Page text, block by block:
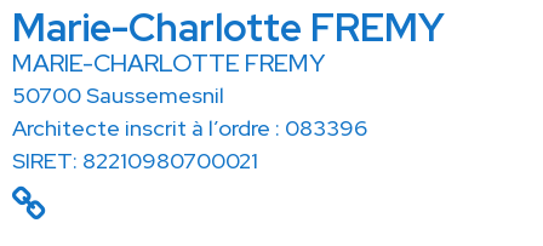
Marie-Charlotte FREMY
MARIE-CHARLOTTE FREMY
50700 Saussemesnil
Architecte inscrit à l’ordre : 083396
SIRET: 82210980700021